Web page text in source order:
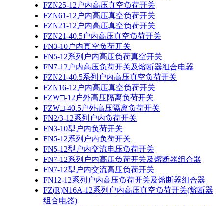
FZN25-12户内高压真空负荷开关
FZN61-12户内高压真空负荷开关
FZN21-12户内高压真空负荷开关
FZN21-40.5户内高压真空负荷开关
FN3-10户内真空负荷开关
FN5-12系列户内高压负荷真空开关
FN7-12户内高压负荷开关及熔断器组合电器
FZN21-40.5系列户内高压真空负荷开关
FZN16-12户内高压真空负荷开关
FZW□-12户外高压隔离负荷开关
FZW□-40.5户外高压隔离负荷开关
FN2/3-12系列户内负荷开关
FN3-10型户内负荷开关
FN5-12系列户内负荷开关
FN5-12型户内交流电压负荷开关
FN7-12系列户内高压负荷开关及熔断器组合器
FN7-12型户内交流高压负荷开关
FN12-12系列户内高压负荷开关及熔断器组合器
FZ(R)N16A-12系列户内高压真空负荷开关(熔断器
组合电器)